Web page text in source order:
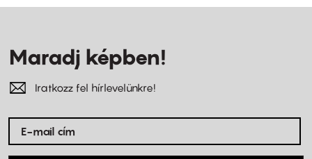
Maradj képben!
Iratkozz fel hírlevelünkre!